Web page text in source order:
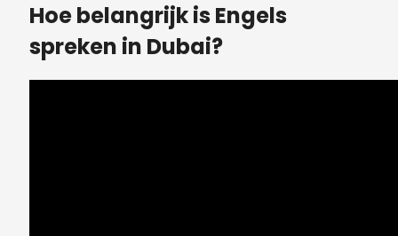
Hoe belangrijk is Engels
spreken in Dubai?